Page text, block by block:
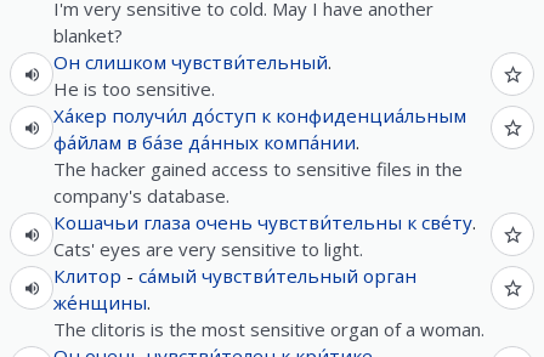
I'm very sensitive to cold. May I have another
blanket?
Он слишком чувстви́тельный.
He is too sensitive.
Ха́кер получи́л до́ступ к конфиденциа́льным
фа́йлам в ба́зе да́нных компа́нии.
The hacker gained access to sensitive files in the
company's database.
Кошачьи глаза очень чувстви́тельны к све́ту.
Cats' eyes are very sensitive to light.
Клитор - са́мый чувстви́тельный орган
же́нщины.
The clitoris is the most sensitive organ of a woman.